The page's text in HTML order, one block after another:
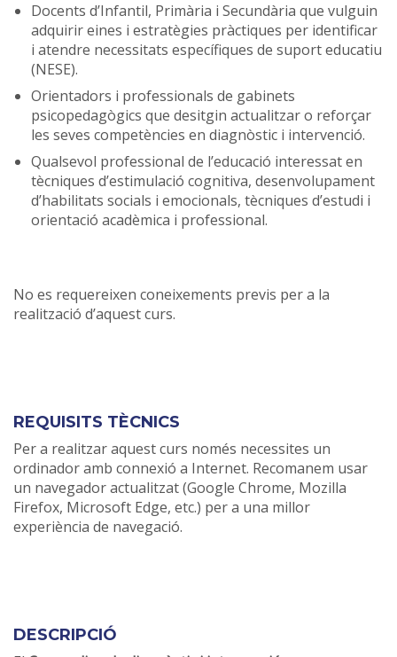
Docents d’Infantil, Primària i Secundària que vulguin
adquirir eines i estratègies pràctiques per identificar
i atendre necessitats específiques de suport educatiu
(NESE).
Orientadors i professionals de gabinets
psicopedagògics que desitgin actualitzar o reforçar
les seves competències en diagnòstic i intervenció.
Qualsevol professional de l’educació interessat en
tècniques d’estimulació cognitiva, desenvolupament
d’habilitats socials i emocionals, tècniques d’estudi i
orientació acadèmica i professional.
No es requereixen coneixements previs per a la
realització d’aquest curs.
REQUISITS TÈCNICS
Per a realitzar aquest curs només necessites un
ordinador amb connexió a Internet. Recomanem usar
un navegador actualitzat (Google Chrome, Mozilla
Firefox, Microsoft Edge, etc.) per a una millor
experiència de navegació.
DESCRIPCIÓ